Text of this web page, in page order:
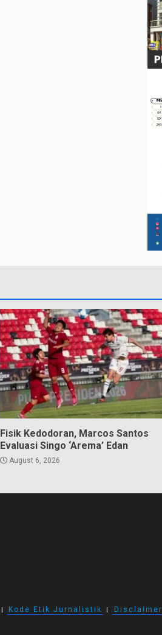
Fisik Kedodoran, Marcos Santos
Evaluasi Singo ‘Arema’ Edan
August 6, 2026
I Kode Etik Jurnalistik I Disclaimer